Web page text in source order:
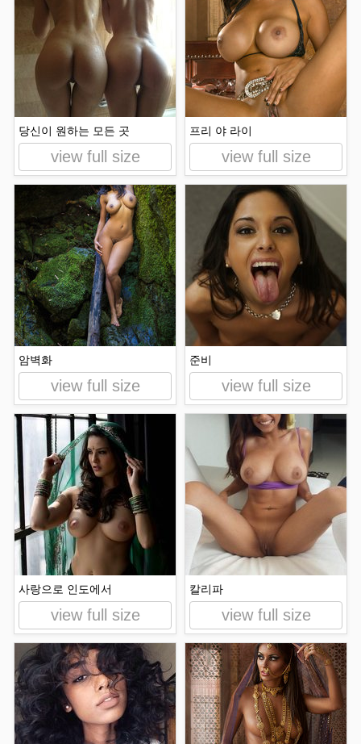
당신이 원하는 모든 곳
view full size
프리 야 라이
view full size
암벽화
view full size
준비
view full size
사랑으로 인도에서
view full size
칼리파
view full size